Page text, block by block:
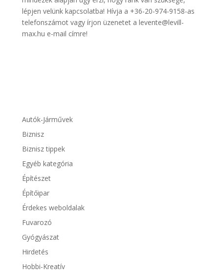
lépjen velünk kapcsolatba! Hívja a +36-20-974-9158-as
telefonszámot vagy írjon üzenetet a levente@levill-
max.hu e-mail címre!
Autók-Járművek
Biznisz
Biznisz tippek
Egyéb kategória
Építészet
Építőipar
Érdekes weboldalak
Fuvarozó
Gyógyászat
Hirdetés
Hobbi-Kreatív